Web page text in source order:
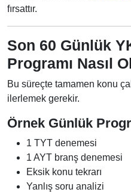
fırsattır.
Son 60 Günlük
Programı Nasıl
Bu süreçte tamamen konu
ilerlemek gerekir.
Örnek Günlük
1 TYT denemesi
1 AYT branş denemesi
Eksik konu tekrarı
Yanlış soru analizi